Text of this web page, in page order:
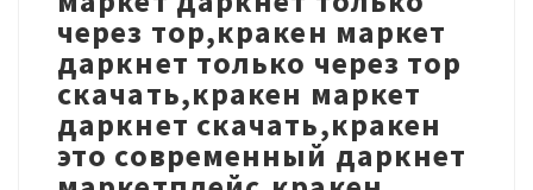
через тор,кракен маркет
даркнет только через тор
скачать,кракен маркет
даркнет скачать,кракен
это современный даркнет